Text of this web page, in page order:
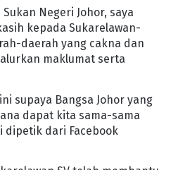
Sukan Negeri Johor, saya
kepada Sukarelawan-
daerah yang cakna dan
maklumat serta
supaya Bangsa Johor yang
dapat kita sama-sama
dipetik dari Facebook